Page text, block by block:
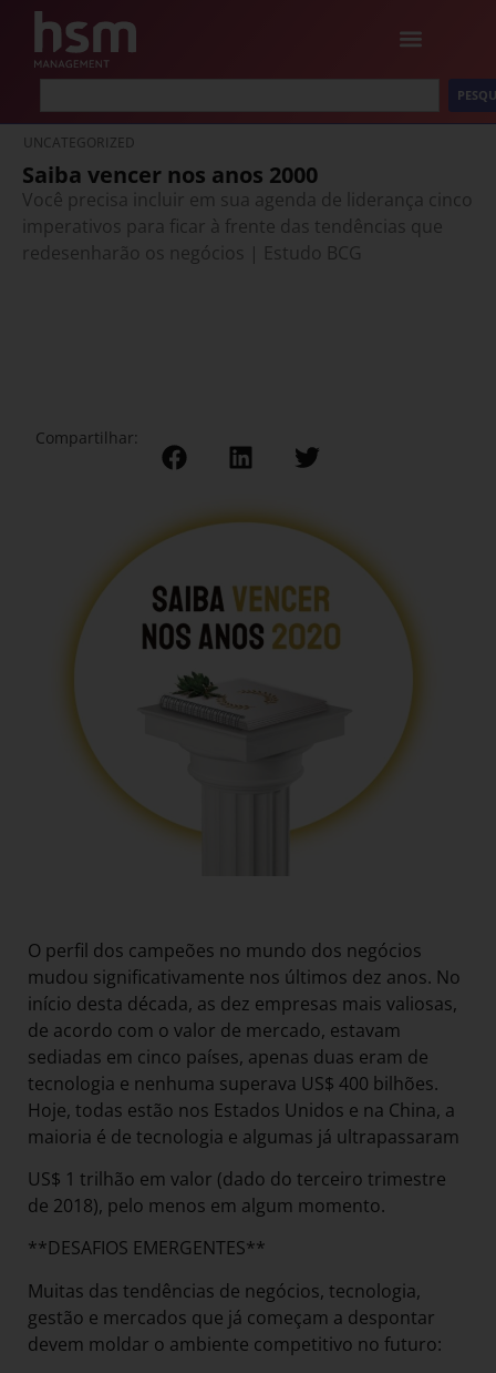
UNCATEGORIZED
Saiba vencer nos anos 2000
Você precisa incluir em sua agenda de liderança cinco
imperativos para ficar à frente das tendências que
redesenharão os negócios | Estudo BCG
Compartilhar:
O perfil dos campeões no mundo dos negócios
mudou significativamente nos últimos dez anos. No
início desta década, as dez empresas mais valiosas,
de acordo com o valor de mercado, estavam
sediadas em cinco países, apenas duas eram de
tecnologia e nenhuma superava US$ 400 bilhões.
Hoje, todas estão nos Estados Unidos e na China, a
maioria é de tecnologia e algumas já ultrapassaram
US$ 1 trilhão em valor (dado do terceiro trimestre
de 2018), pelo menos em algum momento.
**DESAFIOS EMERGENTES**
Muitas das tendências de negócios, tecnologia,
gestão e mercados que já começam a despontar
devem moldar o ambiente competitivo no futuro: